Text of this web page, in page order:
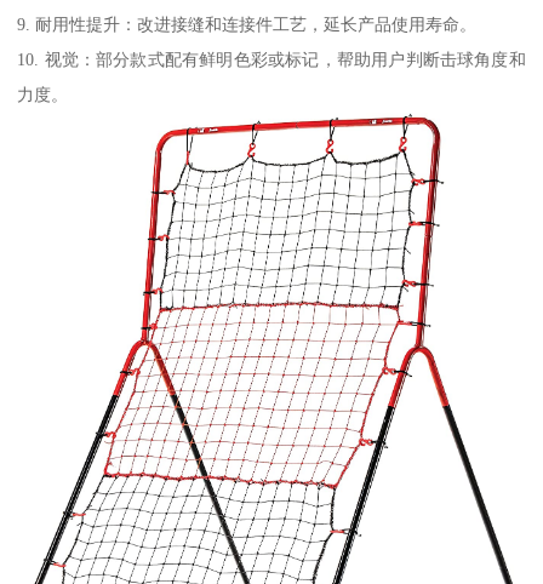
9. 耐用性提升：改进接缝和连接件工艺，延长产品使用寿命。
10. 视觉：部分款式配有鲜明色彩或标记，帮助用户判断击球角度和
力度。